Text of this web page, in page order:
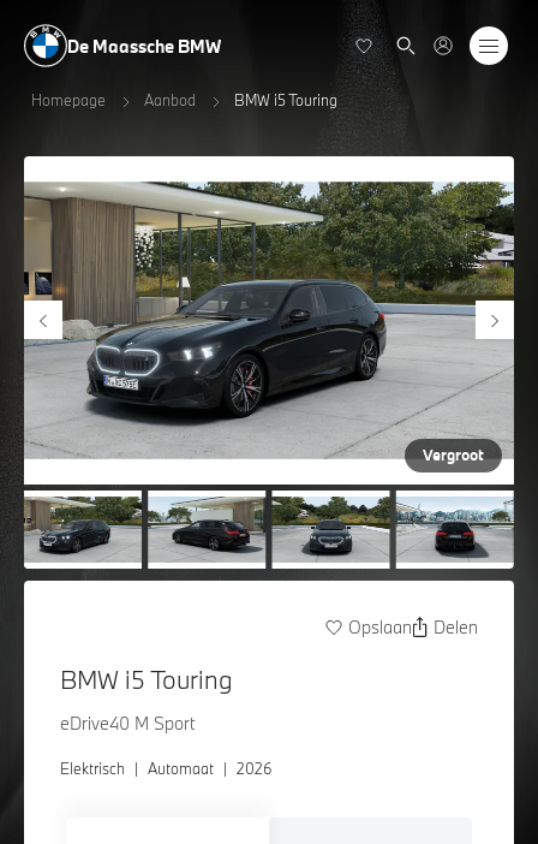
De Maassche BMW
Homepage Aanbod BMW i5 Touring
Vergroot
Opslaan Delen
BMW i5 Touring
eDrive40 M Sport
Elektrisch | Automaat | 2026